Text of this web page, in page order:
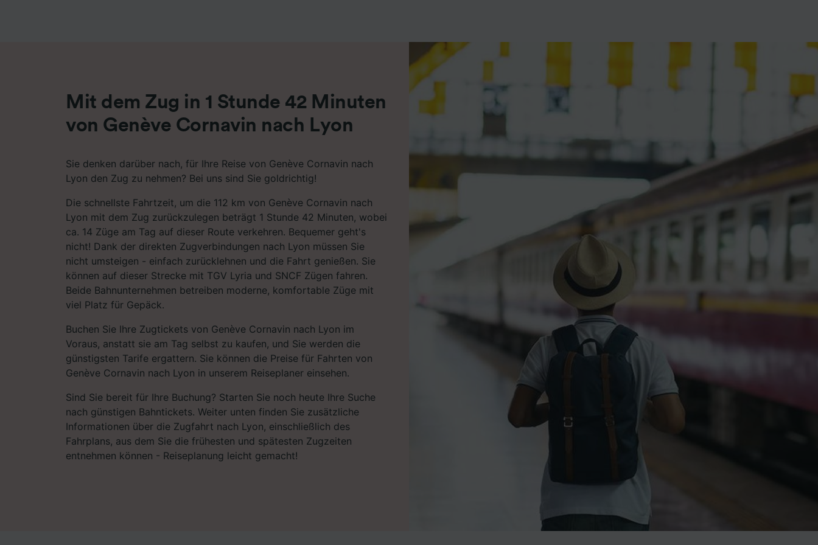
Mit dem Zug in 1 Stunde 42 Minuten
von Genève Cornavin nach Lyon
Sie denken darüber nach, für Ihre Reise von Genève Cornavin nach
Lyon den Zug zu nehmen? Bei uns sind Sie goldrichtig!
Die schnellste Fahrtzeit, um die 112 km von Genève Cornavin nach
Lyon mit dem Zug zurückzulegen beträgt 1 Stunde 42 Minuten, wobei
ca. 14 Züge am Tag auf dieser Route verkehren. Bequemer geht's
nicht! Dank der direkten Zugverbindungen nach Lyon müssen Sie
nicht umsteigen - einfach zurücklehnen und die Fahrt genießen. Sie
können auf dieser Strecke mit TGV Lyria und SNCF Zügen fahren.
Beide Bahnunternehmen betreiben moderne, komfortable Züge mit
viel Platz für Gepäck.
Buchen Sie Ihre Zugtickets von Genève Cornavin nach Lyon im
Voraus, anstatt sie am Tag selbst zu kaufen, und Sie werden die
günstigsten Tarife ergattern. Sie können die Preise für Fahrten von
Genève Cornavin nach Lyon in unserem Reiseplaner einsehen.
Sind Sie bereit für Ihre Buchung? Starten Sie noch heute Ihre Suche
nach günstigen Bahntickets. Weiter unten finden Sie zusätzliche
Informationen über die Zugfahrt nach Lyon, einschließlich des
Fahrplans, aus dem Sie die frühesten und spätesten Zugzeiten
entnehmen können - Reiseplanung leicht gemacht!